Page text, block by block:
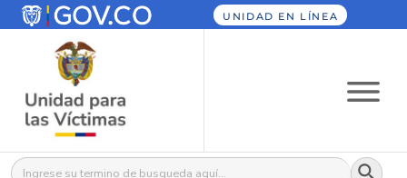
UNIDAD EN LÍNEA
Buscar: Botón